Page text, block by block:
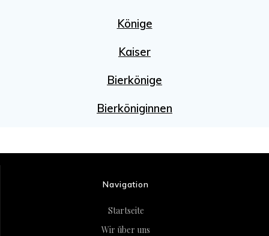
Könige
Kaiser
Bierkönige
Bierköniginnen
Navigation
Startseite
Wir über uns